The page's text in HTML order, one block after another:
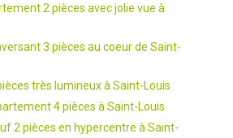
2 pièces avec jolie vue à
3 pièces au coeur de Saint-
très lumineux à Saint-Louis
4 pièces à Saint-Louis
2 pièces en hypercentre à Saint-